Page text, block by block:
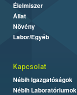
Élelmiszer
Állat
Növény
Labor/Egyéb
Kapcsolat
Nébih Igazgatóságok
Nébih Laboratóriumok